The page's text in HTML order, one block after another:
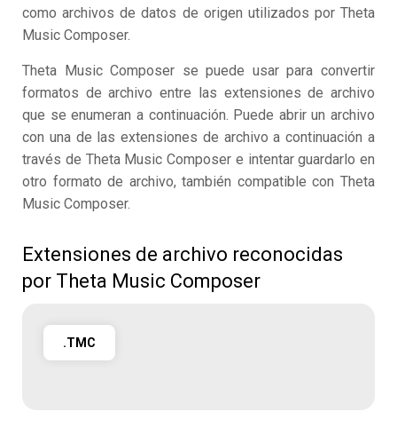
como archivos de datos de origen utilizados por Theta
Music Composer.
Theta Music Composer se puede usar para convertir
formatos de archivo entre las extensiones de archivo
que se enumeran a continuación. Puede abrir un archivo
con una de las extensiones de archivo a continuación a
través de Theta Music Composer e intentar guardarlo en
otro formato de archivo, también compatible con Theta
Music Composer.
Extensiones de archivo reconocidas
por Theta Music Composer
.TMC